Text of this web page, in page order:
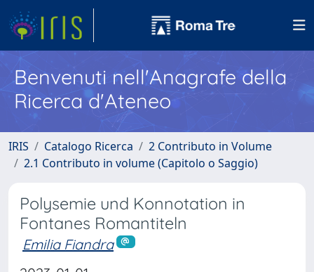
Benvenuti nell'Anagrafe della
Ricerca d'Ateneo
IRIS Catalogo Ricerca
2 Contributo in Volume
2.1 Contributo in volume (Capitolo o Saggio)
Polysemie und Konnotation in
Fontanes Romantiteln
Emilia Fiandra